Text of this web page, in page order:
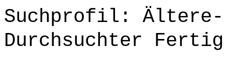
Suchprofil: Ältere-
Durchsuchter